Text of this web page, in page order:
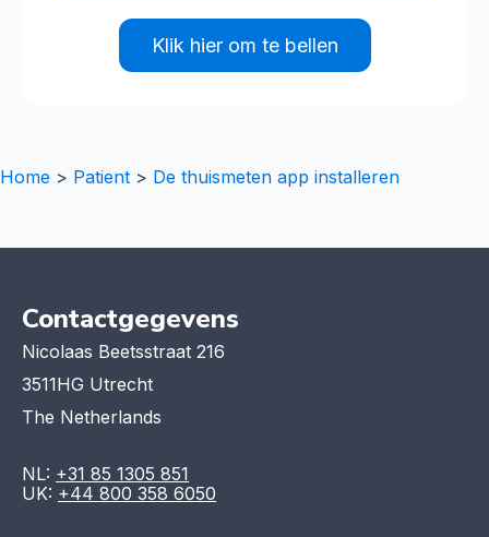
Klik hier om te bellen
Home > Patient > De thuismeten app installeren
Contactgegevens
Nicolaas Beetsstraat 216
3511HG Utrecht
The Netherlands
NL: +31 85 1305 851
UK: +44 800 358 6050